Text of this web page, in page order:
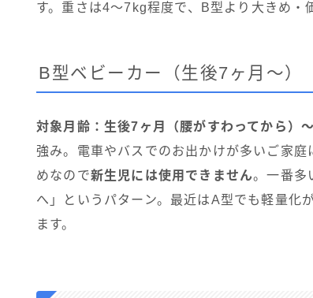
す。重さは4〜7kg程度で、B型より大きめ・
B型ベビーカー（生後7ヶ月〜）
対象月齢：生後7ヶ月（腰がすわってから）
強み。電車やバスでのお出かけが多いご家
めなので新生児には使用できません。一番多
へ」というパターン。最近はA型でも軽量化
ます。